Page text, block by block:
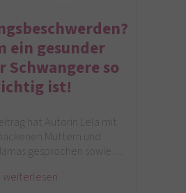
ein gesunder
Schwangere so
ist!
hat Autorin Lela mit
Müttern und
gesprochen sowie…
weiterlesen